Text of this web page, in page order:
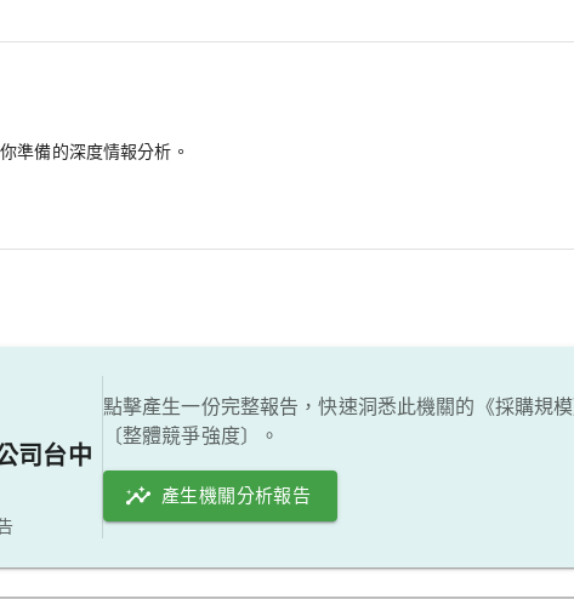
準備的深度情報分析。
司台中
點擊產生一份完整報告，快速洞悉此機關的《採購規
〔整體競爭強度〕。
產生機關分析報告